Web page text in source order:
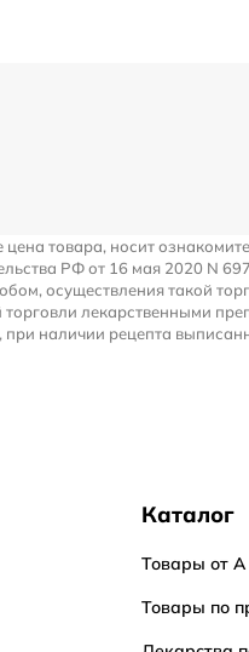
товара, носит
РФ от 16 мая 2020 N
осуществления такой
лекарственными
при наличии рецепта
Каталог
Товары от
Товары по